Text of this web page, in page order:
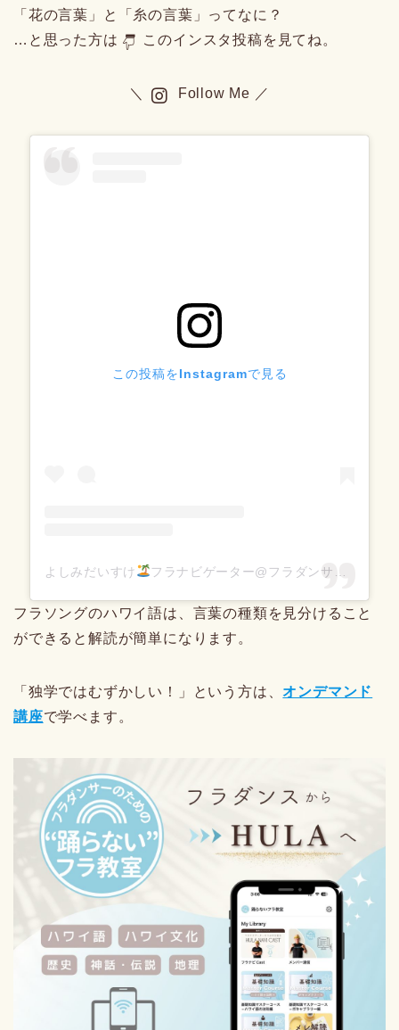
「花の言葉」と「糸の言葉」ってなに？
…と思った方は
このインスタ投稿を見てね。
＼ Follow Me ／
この投稿をInstagramで見る
よしみだいすけ フラナビゲーター@フラダンサーのための“踊らない”フラ教室(@daisuke.hulanavi)がシェアした投稿
フラソングのハワイ語は、言葉の種類を見分けること
ができると解読が簡単になります。
「独学ではむずかしい！」という方は、 オンデマンド
講座で学べます。